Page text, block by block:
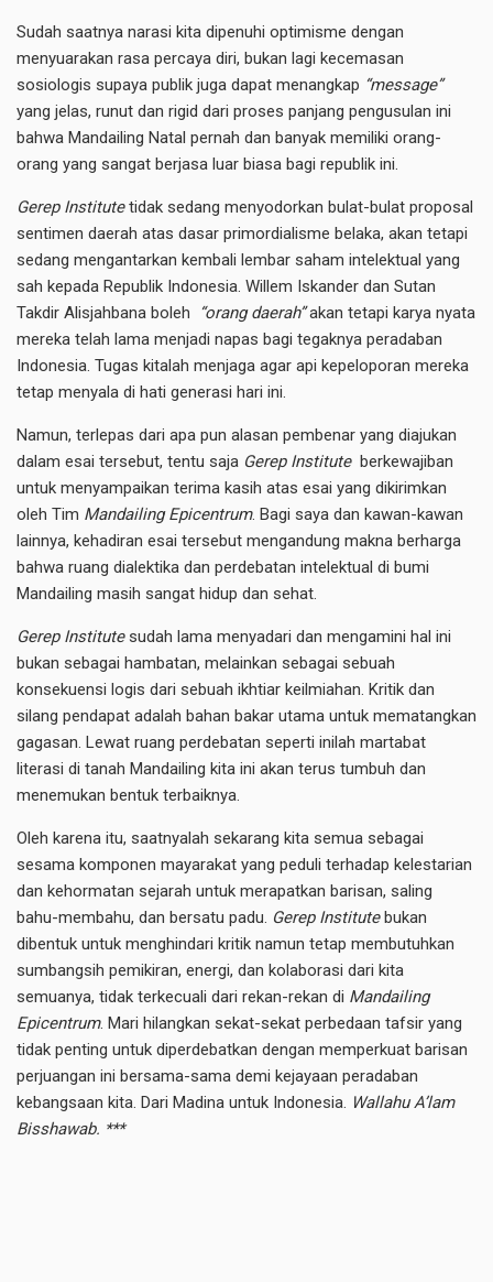
Sudah saatnya narasi kita dipenuhi optimisme dengan
menyuarakan rasa percaya diri, bukan lagi kecemasan
sosiologis supaya publik juga dapat menangkap “message”
yang jelas, runut dan rigid dari proses panjang pengusulan ini
bahwa Mandailing Natal pernah dan banyak memiliki orang-
orang yang sangat berjasa luar biasa bagi republik ini.
Gerep Institutetidak sedang menyodorkan bulat-bulat proposal
sentimen daerah atas dasar primordialisme belaka, akan tetapi
sedang mengantarkan kembali lembar saham intelektual yang
sah kepada Republik Indonesia. Willem Iskander dan Sutan
Takdir Alisjahbana boleh
“orang daerah”akan tetapi karya nyata
mereka telah lama menjadi napas bagi tegaknya peradaban
Indonesia. Tugas kitalah menjaga agar api kepeloporan mereka
tetap menyala di hati generasi hari ini.
Namun, terlepas dari apa pun alasan pembenar yang diajukan
dalam esai tersebut, tentu saja Gerep Instituteberkewajiban
untuk menyampaikan terima kasih atas esai yang dikirimkan
oleh Tim Mandailing Epicentrum. Bagi saya dan kawan-kawan
lainnya, kehadiran esai tersebut mengandung makna berharga
bahwa ruang dialektika dan perdebatan intelektual di bumi
Mandailing masih sangat hidup dan sehat.
Gerep Institutesudah lama menyadari dan mengamini hal ini
bukan sebagai hambatan, melainkan sebagai sebuah
konsekuensi logis dari sebuah ikhtiar keilmiahan. Kritik dan
silang pendapat adalah bahan bakar utama untuk mematangkan
gagasan. Lewat ruang perdebatan seperti inilah martabat
literasi di tanah Mandailing kita ini akan terus tumbuh dan
menemukan bentuk terbaiknya.
Oleh karena itu, saatnyalah sekarang kita semua sebagai
sesama komponen mayarakat yang peduli terhadap kelestarian
dan kehormatan sejarah untuk merapatkan barisan, saling
bahu-membahu, dan bersatu padu. Gerep Institutebukan
dibentuk untuk menghindari kritik namun tetap membutuhkan
sumbangsih pemikiran, energi, dan kolaborasi dari kita
semuanya, tidak terkecuali dari rekan-rekan di Mandailing
Epicentrum. Mari hilangkan sekat-sekat perbedaan tafsir yang
tidak penting untuk diperdebatkan dengan memperkuat barisan
perjuangan ini bersama-sama demi kejayaan peradaban
kebangsaan kita. Dari Madina untuk Indonesia. Wallahu A’lam
Bisshawab. ***